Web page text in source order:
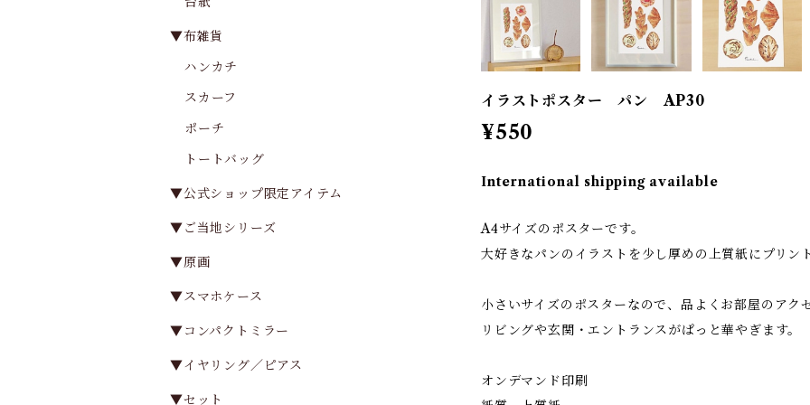
イラストポスター パン AP30
¥550
International shipping available
A4サイズのポスターです。
大好きなパンのイラストを少し厚めの上質紙にプリン
小さいサイズのポスターなので、品よくお部屋のアク
リビングや玄関・エントランスがぱっと華やぎます。
オンデマンド印刷
▼布雑貨
ハンカチ
スカーフ
ポーチ
トートバッグ
▼公式ショップ限定アイテム
▼ご当地シリーズ
▼原画
▼スマホケース
▼コンパクトミラー
▼イヤリング／ピアス
▼セット